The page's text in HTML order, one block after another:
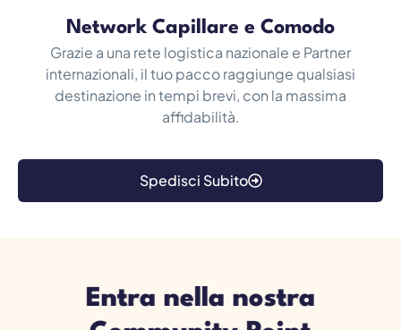
Network Capillare e Comodo
Grazie a una rete logistica nazionale e Partner
internazionali, il tuo pacco raggiunge qualsiasi
destinazione in tempi brevi, con la massima
affidabilità.
Spedisci Subito
Entra nella nostra